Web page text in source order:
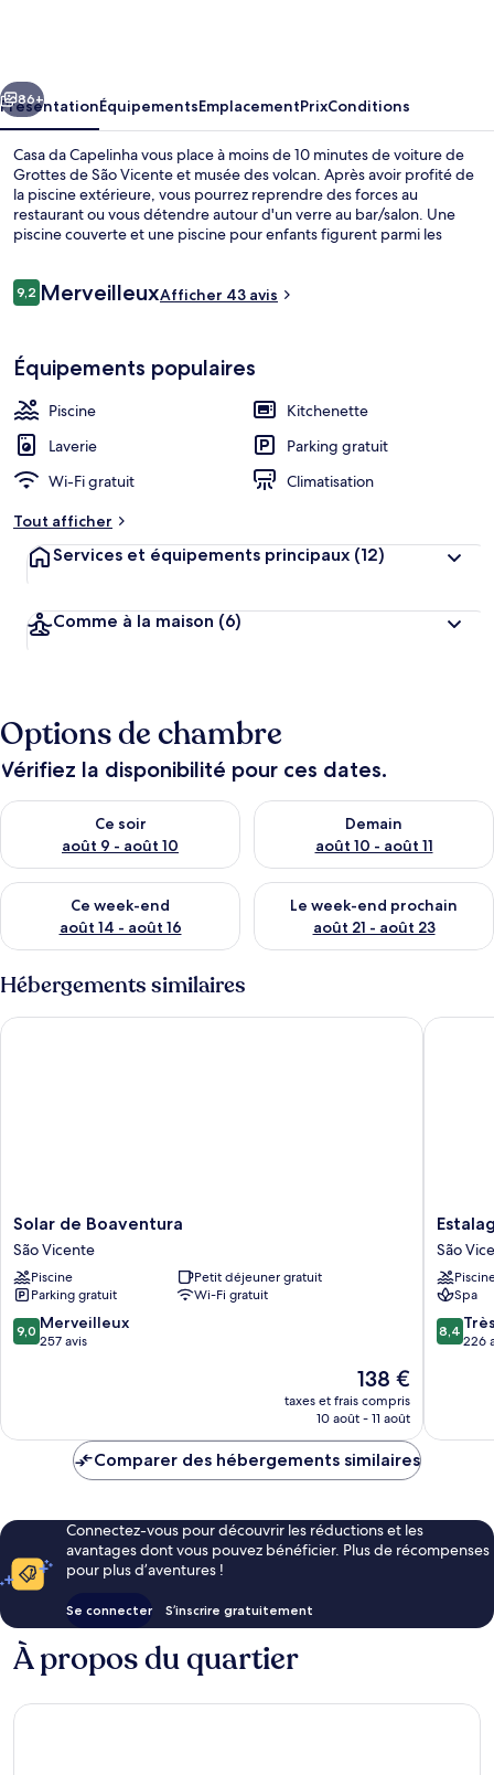
Suivant
86+
PrésentationÉquipementsEmplacementPrixConditions
Casa da Capelinha vous place à moins de 10 minutes de voiture de
Grottes de São Vicente et musée des volcan. Après avoir profité de
la piscine extérieure, vous pourrez reprendre des forces au
restaurant ou vous détendre autour d'un verre au bar/salon. Une
piscine couverte et une piscine pour enfants figurent parmi les
baignoire relaxante profonde.
Avis
voyageurs
9,29,2 sur 10
MerveilleuxAfficher 43 avis
Équipements populaires
Piscine
Kitchenette
Laverie
Parking gratuit
Wi-Fi gratuit
Climatisation
Tout afficher
Services et équipements principaux (12)
Comme à la maison (6)
Options de chambre
Vérifiez la disponibilité pour ces dates.
Ce soir
août 9 - août 10
Vérifier la disponibilité pour ce soir août 9 - août 10
Demain
août 10 - août 11
Vérifier la disponibilité pour
Ce week-end
août 14 - août 16
Vérifier la disponibilité pour ce week-end août 14 - août 16
Le week-end prochain
août 21 - août 23
Vérifier la disponibilité pour
Hébergements similaires
Solar
de
Boaventura
São
Vicente
Solar de Boaventura
São Vicente
Piscine
Petit déjeuner gratuit
Parking gratuit
Wi-Fi gratuit
9.0
sur
9,0 Merveilleux
257 avis
Le
nouveau
prix
de
138 €
taxes et frais compris
10 août - 11 août
Solar de Boaventura
Do
Vale
São
Vicente
São
Spa
8.4
sur
8,4
226
Comparer des hébergements similaires
Connectez-vous pour découvrir les réductions et les
avantages dont vous pouvez bénéficier. Plus de récompenses
pour plus d’aventures !
Se connecter S’inscrire gratuitement
À propos du quartier